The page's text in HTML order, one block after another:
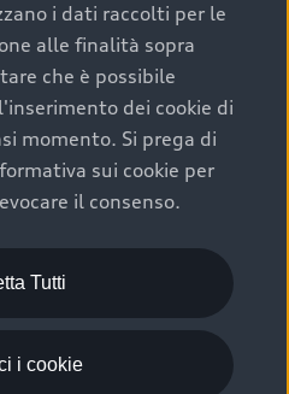
trasmissione e
ottimo stato garantiscono
sicure.
una Concessionaria ufficiale
tramite Audi Prima
ad un prodotto che viene
e coperto da
maggiore tutela del tuo
i dati raccolti per le
alle finalità sopra
che è possibile
dei cookie di
momento. Si prega di
sui cookie per
il consenso.
Tutti
i cookie